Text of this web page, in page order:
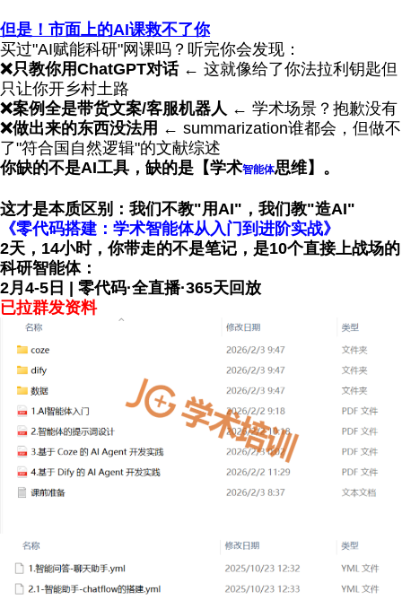
但是！市面上的AI课救不了你
买过"AI赋能科研"网课吗？听完你会发现：
❌只教你用ChatGPT对话← 这就像给了你法拉利钥匙但
只让你开乡村土路
❌案例全是带货文案/客服机器人 ← 学术场景？抱歉没有
❌做出来的东西没法用 ← summarization谁都会，但做不
了"符合国自然逻辑"的文献综述
你缺的不是AI工具，缺的是【学术智能体思维】。
这才是本质区别： 我们不教"用AI"，我们教"造AI"
《零代码搭建：学术智能体从入门到进阶实战》
2天，14小时，你带走的不是笔记，是10个直接上战场的
科研智能体：
2月4-5日 | 零代码·全直播·365天回放
已拉群发资料